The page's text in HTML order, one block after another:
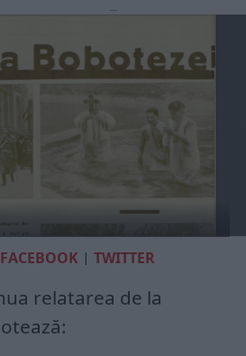
FACEBOOK |TWITTER
relatarea de la